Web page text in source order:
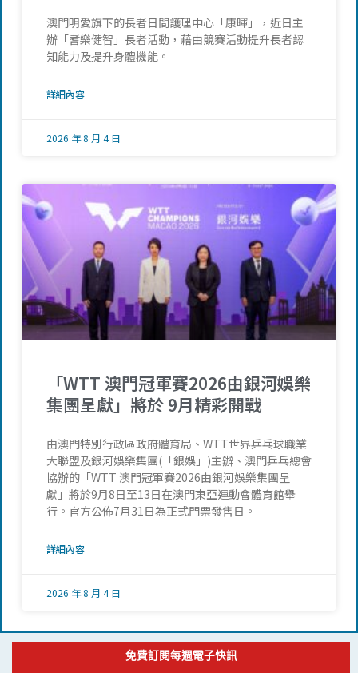
澳門明愛旗下的長者日間護理中心「康暉」，近日主
辦「耆樂健智」長者活動，藉由競賽活動提升長者認
知能力及提升身體機能。
詳細內容
2026 年 8 月 4 日
「WTT 澳門冠軍賽2026由銀河娛樂
集團呈獻」將於 9月精彩開戰
由澳門特別行政區政府體育局、WTT世界乒乓球職業
大聯盟及銀河娛樂集團(「銀娛」)主辦、澳門乒乓總會
協辦的「WTT 澳門冠軍賽2026由銀河娛樂集團呈
獻」將於9月8日至13日在澳門東亞運動會體育館舉
行。官方公佈7月31日為正式門票發售日。
詳細內容
2026 年 8 月 4 日
免費訂閱每週電子快訊